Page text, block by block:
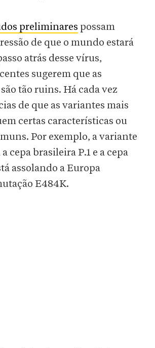
preliminares possam
de que o mundo estará
atrás desse vírus,
sugerem que as
tão ruins. Há cada vez
de que as variantes mais
certas características ou
Por exemplo, a variante
cepa brasileira P.1 e a cepa
assolando a Europa
E484K.